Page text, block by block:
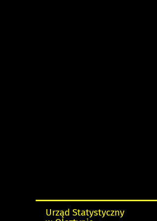
Urząd Statystyczny